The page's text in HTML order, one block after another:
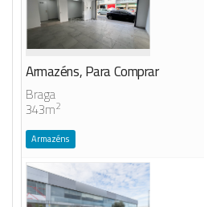
Armazéns, Para Comprar
Braga
343m2
Armazéns